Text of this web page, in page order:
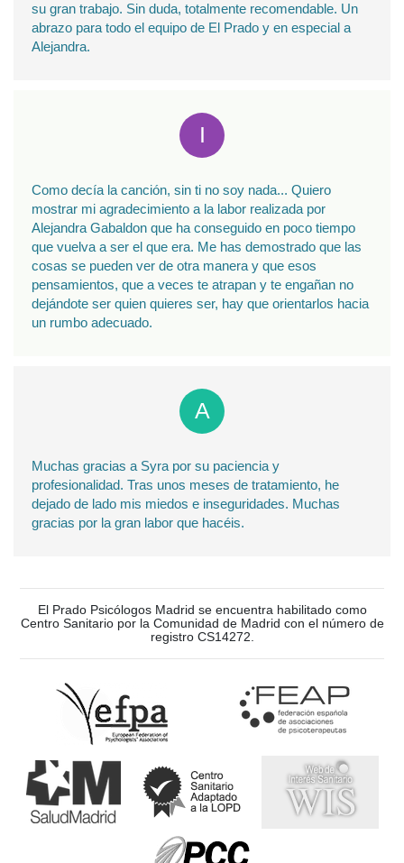
su gran trabajo. Sin duda, totalmente recomendable. Un
abrazo para todo el equipo de El Prado y en especial a
Alejandra.
Como decía la canción, sin ti no soy nada... Quiero
mostrar mi agradecimiento a la labor realizada por
Alejandra Gabaldon que ha conseguido en poco tiempo
que vuelva a ser el que era. Me has demostrado que las
cosas se pueden ver de otra manera y que esos
pensamientos, que a veces te atrapan y te engañan no
dejándote ser quien quieres ser, hay que orientarlos hacia
un rumbo adecuado.
Muchas gracias a Syra por su paciencia y
profesionalidad. Tras unos meses de tratamiento, he
dejado de lado mis miedos e inseguridades. Muchas
gracias por la gran labor que hacéis.
El Prado Psicólogos Madrid se encuentra habilitado como
Centro Sanitario por la Comunidad de Madrid con el número de
registro CS14272.